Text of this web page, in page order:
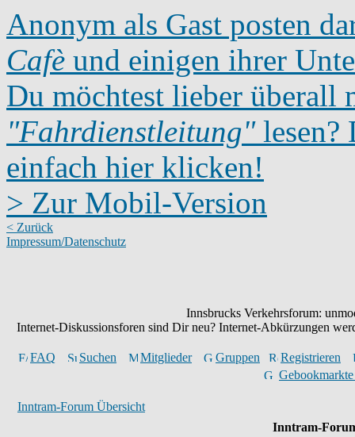
Anonym als Gast posten
Cafè und einigen ihrer
Du möchtest lieber überall
"Fahrdienstleitung"lesen?
einfach hier klicken!
> Zur Mobil-Version
< Zurück
Impressum/Datenschutz
Innsbrucks Verkehrsforum:
Internet-Diskussionsforen sind Dir neu? Internet-Abkürzungen
FAQ Suchen Mitglieder Gruppen
Registrieren
Inntram-Forum Übersicht
Inntram-